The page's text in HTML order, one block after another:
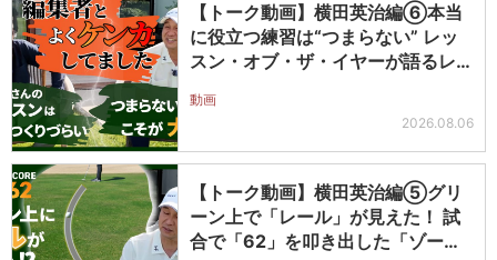
【トーク動画】横田英治編⑥本当
に役立つ練習は“つまらない” レッ
スン・オブ・ザ・イヤーが語るレッ
動画
2026.08.06
【トーク動画】横田英治編⑤グリ
ーン上で「レール」が見えた！ 試
合で「62」を叩き出した「ゾー